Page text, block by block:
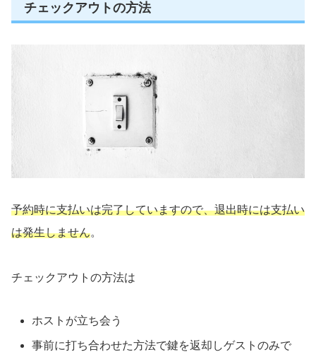
チェックアウトの方法
予約時に支払いは完了していますので、退出時には支払い
は発生しません。
チェックアウトの方法は
ホストが立ち会う
事前に打ち合わせた方法で鍵を返却しゲストのみで